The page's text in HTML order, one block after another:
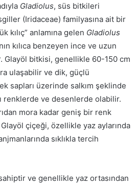
Gladiolus, süs bitkileri
(Iridaceae) familyasına ait bir
kılıç” anlamına gelen Gladiolus
kılıca benzeyen ince ve uzun
Glayöl bitkisi, genellikle 60-150 cm
ulaşabilir ve dik, güçlü
sapları üzerinde salkım şeklinde
renklerde ve desenlerde olabilir.
mora kadar geniş bir renk
çiçeği, özellikle yaz aylarında
sıklıkla tercih
ve genellikle yaz ortasından